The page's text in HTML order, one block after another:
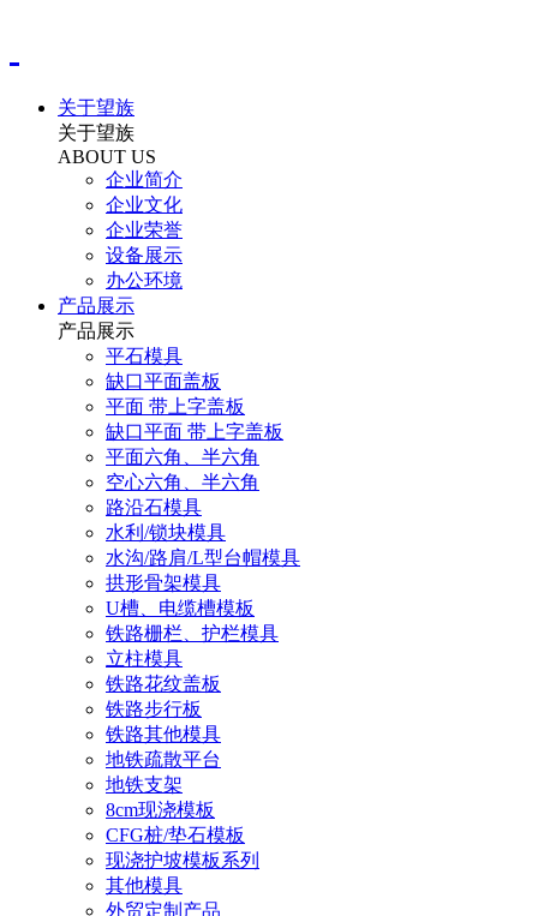
关于望族
关于望族
ABOUT US
企业简介
企业文化
企业荣誉
设备展示
办公环境
产品展示
产品展示
平石模具
缺口平面盖板
平面 带上字盖板
缺口平面 带上字盖板
平面六角、半六角
空心六角、半六角
路沿石模具
水利/锁块模具
水沟/路肩/L型台帽模具
拱形骨架模具
U槽、电缆槽模板
铁路栅栏、护栏模具
立柱模具
铁路花纹盖板
铁路步行板
铁路其他模具
地铁疏散平台
地铁支架
8cm现浇模板
CFG桩/垫石模板
现浇护坡模板系列
其他模具
外贸定制产品